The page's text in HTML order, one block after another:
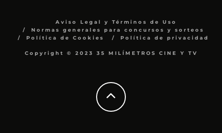
Aviso Legal y Términos de Uso
Normas generales para concursos y sorteos
Política de Cookies
Política de privacidad
Copyright © 2023 35 MILÍMETROS CINE Y TV